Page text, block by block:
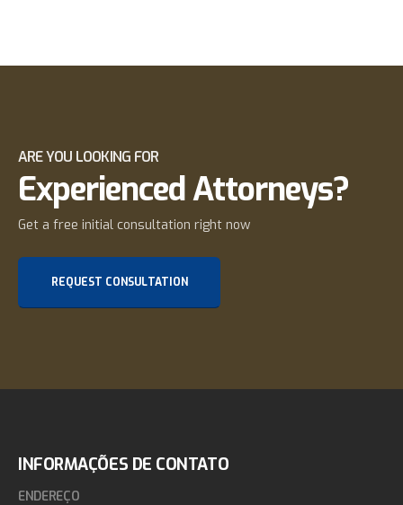
ARE YOU LOOKING FOR
Experienced Attorneys?
Get a free initial consultation right now
REQUEST CONSULTATION
INFORMAÇÕES DE CONTATO
ENDEREÇO